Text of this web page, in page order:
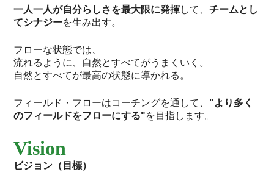
一人一人が自分らしさを最大限に発揮して、チームとし
てシナジーを生み出す。
フローな状態では、
流れるように、自然とすべてがうまくいく。
自然とすべてが最高の状態に導かれる。
フィールド・フローはコーチングを通して、 "より多く
のフィールドをフローにする"を目指します。
Vision
ビジョン（目標）